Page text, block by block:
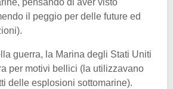
pensando di aver visto
il peggio per delle future ed
guerra, la Marina degli Stati Uniti
per motivi bellici (la utilizzavano
delle esplosioni sottomarine).